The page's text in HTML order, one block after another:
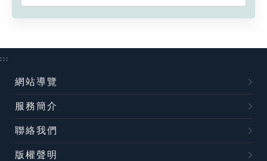
:::
網站導覽
服務簡介
聯絡我們
版權聲明